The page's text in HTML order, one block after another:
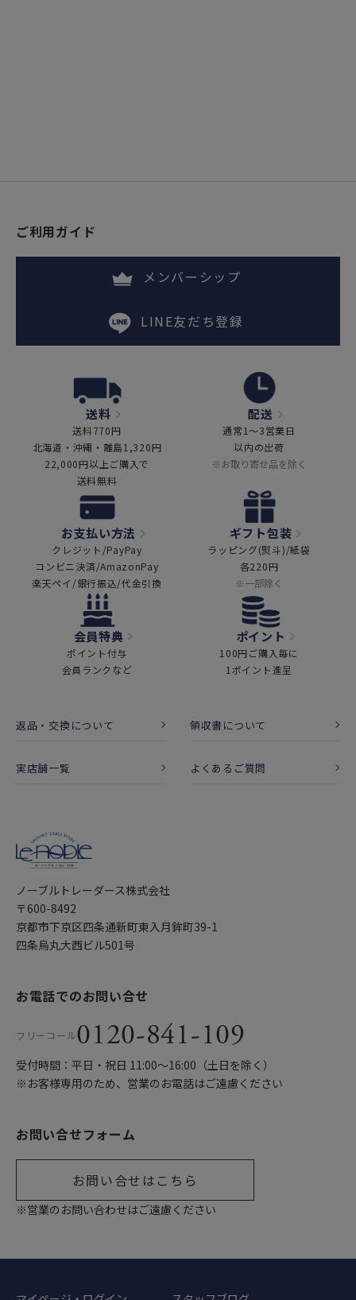
ご利用ガイド
メンバーシップ
LINE友だち登録
送料
送料770円
北海道・沖縄・離島1,320円
22,000円以上ご購入で
送料無料
配送
通常1～3営業日
以内の出荷
※お取り寄せ品を除く
お支払い方法
クレジット/PayPay
コンビニ決済/AmazonPay
楽天ペイ/銀行振込/代金引換
ギフト包装
ラッピング(熨斗)/紙袋
各220円
※一部除く
会員特典
ポイント付与
会員ランクなど
ポイント
100円ご購入毎に
1ポイント進呈
返品・交換について 領収書について
実店舗一覧 よくあるご質問
ノーブルトレーダース株式会社
〒600-8492
京都市下京区四条通新町東入月鉾町39-1
四条烏丸大西ビル501号
お電話でのお問い合せ
フリーコール0120-841-109
受付時間：平日・祝日 11:00〜16:00（土日を除く）
※お客様専用のため、営業のお電話はご遠慮ください
お問い合せフォーム
お問い合せはこちら
※営業のお問い合わせはご遠慮ください